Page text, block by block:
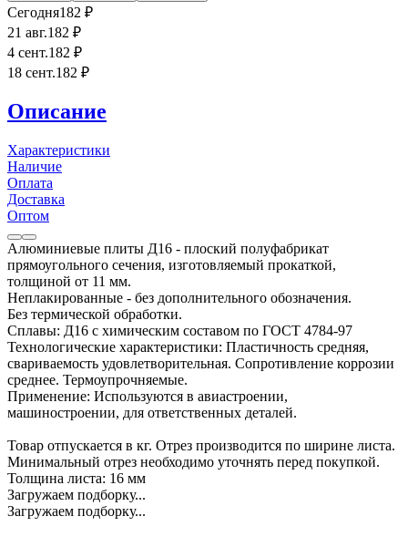
Сегодня182 ₽
21 авг.182 ₽
4 сент.182 ₽
18 сент.182 ₽
Описание
Характеристики
Наличие
Оплата
Доставка
Оптом
Алюминиевые плиты Д16 - плоский полуфабрикат
прямоугольного сечения, изготовляемый прокаткой,
толщиной от 11 мм.
Неплакированные - без дополнительного обозначения.
Без термической обработки.
Сплавы: Д16 с химическим составом по ГОСТ 4784-97
Технологические характеристики: Пластичность средняя,
свариваемость удовлетворительная. Сопротивление коррозии
среднее. Термоупрочняемые.
Применение: Используются в авиастроении,
машиностроении, для ответственных деталей.
Товар отпускается в кг. Отрез производится по ширине листа.
Минимальный отрез необходимо уточнять перед покупкой.
Толщина листа: 16 мм
Загружаем подборку...
Загружаем подборку...